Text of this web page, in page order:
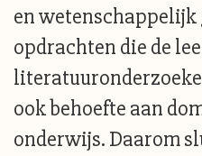
en wetenschappelijk
opdrachten die de
ook behoefte aan
onderwijs. Daarom